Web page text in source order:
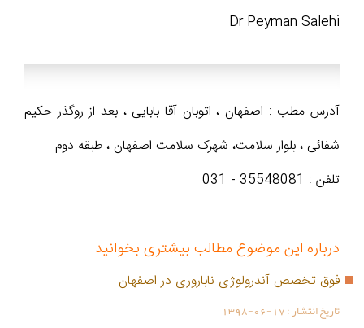
Dr Peyman Salehi
آدرس مطب : اصفهان ، اتوبان آقا بابایی ، بعد از روگذر حکیم
شفائی ، بلوار سلامت، شهرک سلامت اصفهان ، طبقه دوم
تلفن : 35548081 - 031
درباره این موضوع مطالب بیشتری بخوانید
فوق تخصص آندرولوژی ناباروری در اصفهان
تاریخ انتشار :1398-06-17